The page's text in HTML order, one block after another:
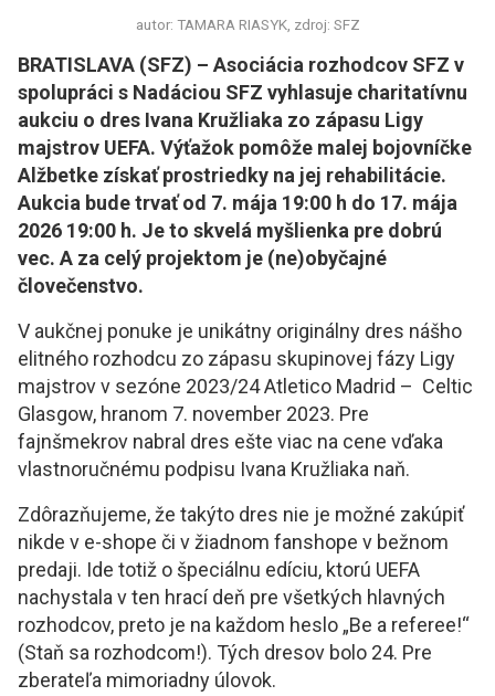
autor: TAMARA RIASYK, zdroj: SFZ
BRATISLAVA (SFZ) – Asociácia rozhodcov SFZ v
spolupráci s Nadáciou SFZ vyhlasuje charitatívnu
aukciu o dres Ivana Kružliaka zo zápasu Ligy
majstrov UEFA. Výťažok pomôže malej bojovníčke
Alžbetke získať prostriedky na jej rehabilitácie.
Aukcia bude trvať od 7. mája 19:00 h do 17. mája
2026 19:00 h. Je to skvelá myšlienka pre dobrú
vec. A za celý projektom je (ne)obyčajné
človečenstvo.
V aukčnej ponuke je unikátny originálny dres nášho
elitného rozhodcu zo zápasu skupinovej fázy Ligy
majstrov v sezóne 2023/24 Atletico Madrid – Celtic
Glasgow, hranom 7. november 2023. Pre
fajnšmekrov nabral dres ešte viac na cene vďaka
vlastnoručnému podpisu Ivana Kružliaka naň.
Zdôrazňujeme, že takýto dres nie je možné zakúpiť
nikde v e-shope či v žiadnom fanshope v bežnom
predaji. Ide totiž o špeciálnu edíciu, ktorú UEFA
nachystala v ten hrací deň pre všetkých hlavných
rozhodcov, preto je na každom heslo „Be a referee!“
(Staň sa rozhodcom!). Tých dresov bolo 24. Pre
zberateľa mimoriadny úlovok.